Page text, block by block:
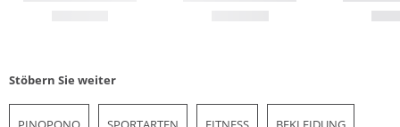
Stöbern Sie weiter